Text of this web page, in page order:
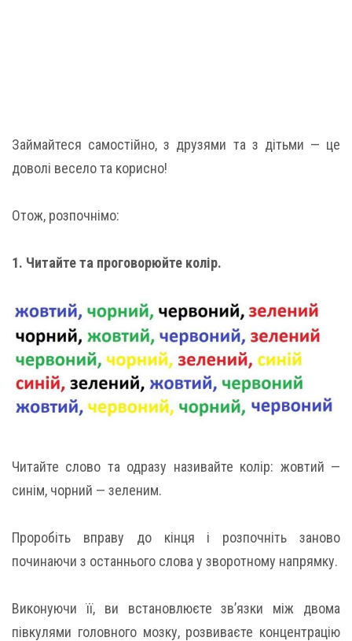
Займайтеся самостійно, з друзями та з дітьми — це
доволі весело та корисно!
Отож, розпочнімо:
1. Читайте та проговорюйте колір.
Читайте слово та одразу називайте колір: жовтий —
синім, чорний — зеленим.
Проробіть вправу до кінця і розпочніть заново
починаючи з останнього слова у зворотному напрямку.
Виконуючи її, ви встановлюєте зв’язки між двома
півкулями головного мозку, розвиваєте концентрацію